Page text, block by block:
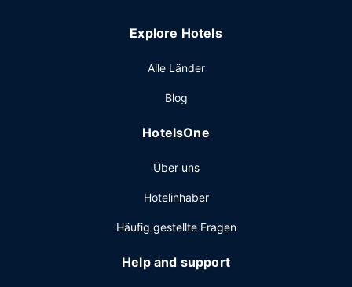
Bar, einem der 3 Restaurants dieses Hotels, oder nutz den
Bar/Lounge, der Strandbar oder der Poolbar. Gegen
Frühstücksbuffet angeboten.
Zeitungen in der Lobby und ein Textilreinigungsservice.
Für Veranstaltungen beherbergt dieses Hotel 2
Explore Hotels
Alle Länder
Blog
HotelsOne
Über uns
Hotelinhaber
Häufig gestellte Fragen
Help and support